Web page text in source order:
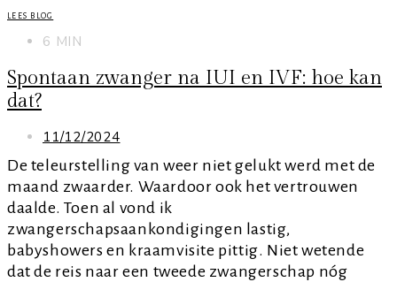
LEES BLOG
6 MIN
Spontaan zwanger na IUI en IVF: hoe kan
dat?
11/12/2024
De teleurstelling van weer niet gelukt werd met de
maand zwaarder. Waardoor ook het vertrouwen
daalde. Toen al vond ik
zwangerschapsaankondigingen lastig,
babyshowers en kraamvisite pittig. Niet wetende
dat de reis naar een tweede zwangerschap nóg